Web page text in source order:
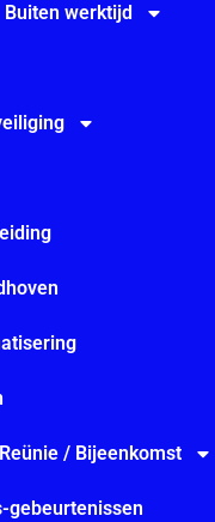
Buiten werktijd
Reünie / Bijeenkomst
gebeurtenissen